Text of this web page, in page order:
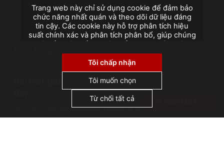
Lãnh thổ hải ngoại Pháp
AGS Records Management Ghana ra mắt Cơ sở
bảo quản hiện đại
Trang web này chỉ sử dụng cookie để đảm bảo
chức năng nhất quán và theo dõi dữ liệu đáng
tin cậy. Các cookie này hỗ trợ phân tích hiệu
suất chính xác và phân tích phân bổ, giúp chúng
tôi cải thiện trải nghiệm của bạn. Chúng tôi
không sử dụng cookie cho quảng cáo hoặc tiếp
thị lại, và không chia sẻ hoặc bán dữ liệu cá
nhân cho bên thứ ba. Bằng cách nhấp vào
"Chấp nhận tất cả", bạn đồng ý với việc chúng
tôi sử dụng cookie.
Tôi chấp nhận
Tôi muốn chọn
Từ chối tất cả